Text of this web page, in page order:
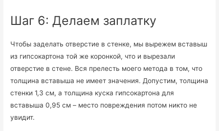
Шаг 6: Делаем заплатку
Чтобы заделать отверстие в стенке, мы вырежем вставыш
из гипсокартона той же коронкой, что и вырезали
отверстие в стене. Вся прелесть моего метода в том, что
толщина вставыша не имеет значения. Допустим, толщина
стенки 1,3 см, а толщина куска гипсокартона для
вставыша 0,95 см – место повреждения потом никто не
увидит.